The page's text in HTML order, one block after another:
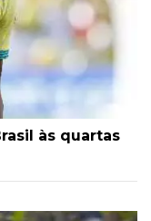
às quartas